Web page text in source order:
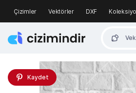
Çizimler Vektörler DXF
Kaydet